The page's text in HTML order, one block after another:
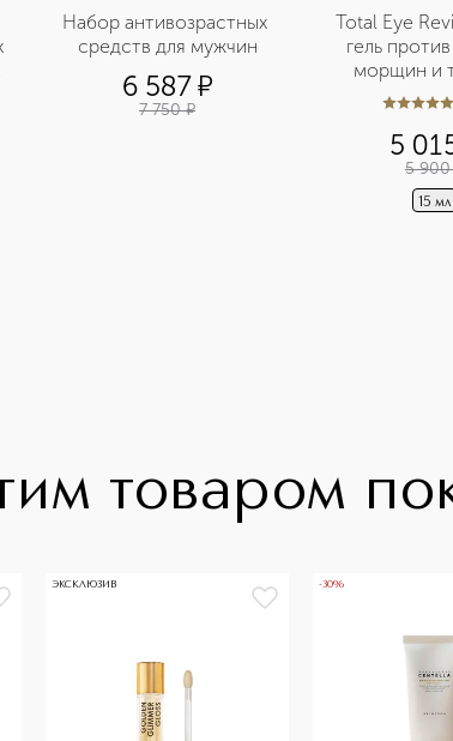
Набор антивозрастных
средств для мужчин
6 587¤
7 750 ¤
Total Eye
гель
морщин и
кругов под
4.9из592
5
5 900
15 мл
товаром
ЭКСКЛЮЗИВ -30%